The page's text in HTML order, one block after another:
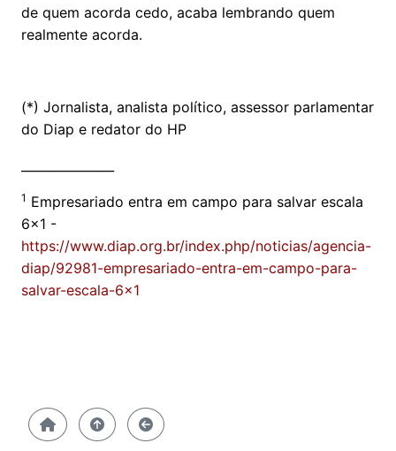
de quem acorda cedo, acaba lembrando quem
realmente acorda.
(*) Jornalista, analista político, assessor parlamentar
do Diap e redator do HP
1 Empresariado entra em campo para salvar escala
6x1 -
https://www.diap.org.br/index.php/noticias/agencia-
diap/92981-empresariado-entra-em-campo-para-
salvar-escala-6x1